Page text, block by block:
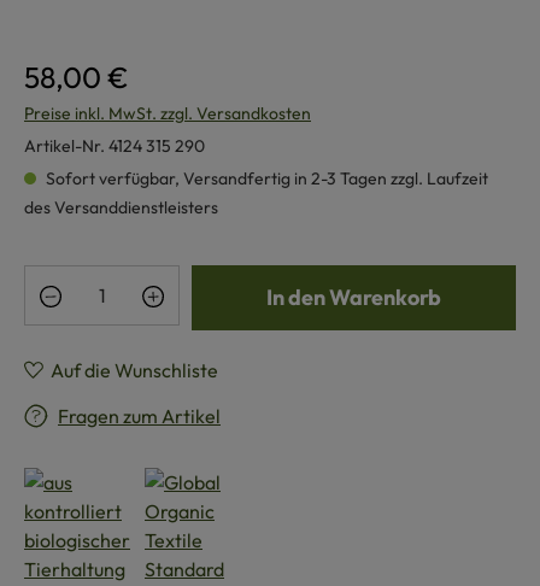
58,00 €
Preise inkl. MwSt. zzgl. Versandkosten
Artikel-Nr. 4124 315 290
Sofort verfügbar, Versandfertig in 2-3 Tagen zzgl. Laufzeit
des Versanddienstleisters
Produkt Anzahl: Gib den gewünschten
In den Warenkorb
Auf die Wunschliste
Fragen zum Artikel